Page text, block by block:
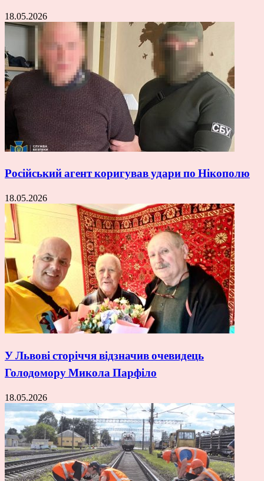
18.05.2026
Російський агент коригував удари по Нікополю
18.05.2026
У Львові сторіччя відзначив очевидець
Голодомору Микола Парфіло
18.05.2026